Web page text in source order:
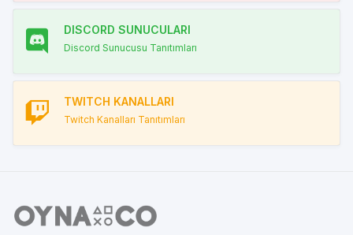
DISCORD SUNUCULARI
Discord Sunucusu Tanıtımları
TWITCH KANALLARI
Twitch Kanalları Tanıtımları